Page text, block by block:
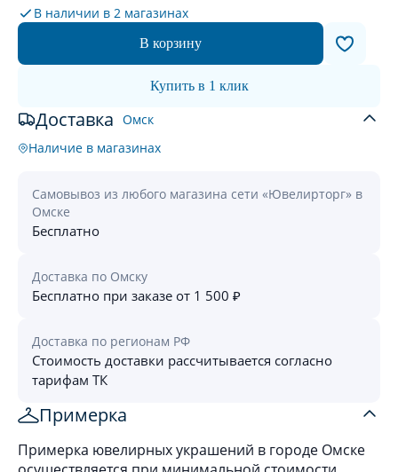
В наличии в 2 магазинах
В корзину
Купить в 1 клик
Доставка Омск
Наличие в магазинах
Самовывоз из любого магазина сети «Ювелирторг» в
Омске
Бесплатно
Доставка по Омску
Бесплатно при заказе от 1 500 ₽
Доставка по регионам РФ
Стоимость доставки рассчитывается согласно
тарифам ТК
Примерка
Примерка ювелирных украшений в городе Омске